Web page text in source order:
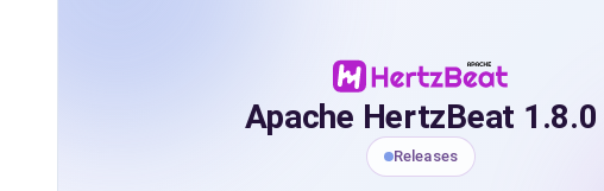
Apache HertzBeat 1.8.0
Releases